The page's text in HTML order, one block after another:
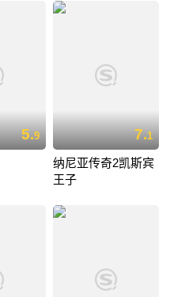
5.9 7.1
纳尼亚传奇2凯斯宾
王子